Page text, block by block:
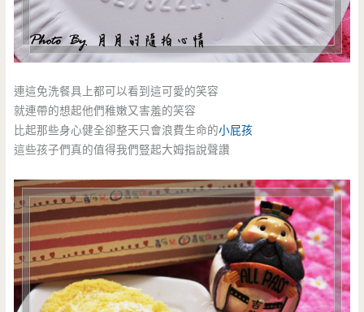
連這免洗餐具上都可以看到這可愛的笑容
就連帶的想起他們稚嫩又害羞的笑容
比起那些身心健全卻整天只會浪費生命的小屁孩
這些孩子們真的值得我們豎起大姆指說聲讚